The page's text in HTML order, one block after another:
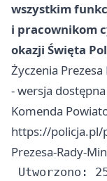
wszystkim
i pracownikom
okazji Święta
Życzenia
- wersja
Komenda
https://policja.pl/
Prezesa-Rady-